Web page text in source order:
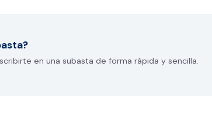
en una subasta de forma rápida y sencilla.